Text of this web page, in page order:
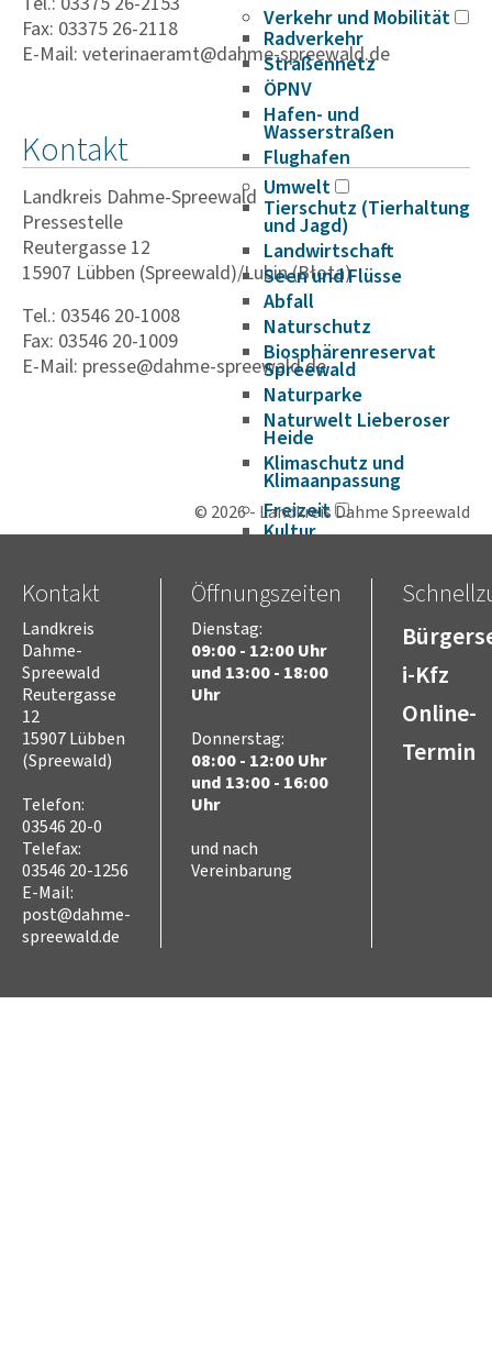
Verkehr und Mobilität
Radverkehr
Straßennetz
ÖPNV
Hafen- und
Wasserstraßen
Flughafen
Umwelt
Tierschutz (Tierhaltung
und Jagd)
Landwirtschaft
Seen und Flüsse
Abfall
Naturschutz
Biosphärenreservat
Spreewald
Naturparke
Naturwelt Lieberoser
Heide
Klimaschutz und
Klimaanpassung
Freizeit
Kultur
Sport
Sorben/Wenden
Bevöl­ke­rungs­schutz
Selbst­hilfe
Brand- und Kata­s­tro­­phen­­
Brand­schutz­dienst­stelle
Einsatz­pla­nung
Fax: 03375 26-2118
E-Mail: veterinaeramt@dahme-spreewald.de
Kontakt
Landkreis Dahme-Spreewald
Pressestelle
Reutergasse 12
15907 Lübben (Spreewald)/Lubin (Błota)
Tel.: 03546 20-1008
Fax: 03546 20-1009
E-Mail: presse@dahme-spreewald.de
© 2026 - Landkreis Dahme Spreewald
Kontakt
Landkreis
Dahme-
Spreewald
Reutergasse
12
15907 Lübben
(Spreewald)
Telefon:
03546 20-0
Telefax:
03546 20-1256
E-Mail:
post@dahme-
spreewald.de
Öffnungszeiten
Dienstag:
09:00 - 12:00 Uhr
und 13:00 - 18:00
Uhr
Donnerstag:
08:00 - 12:00 Uhr
und 13:00 - 16:00
Uhr
und nach
Vereinbarung
i-Kfz
Online-
Termin